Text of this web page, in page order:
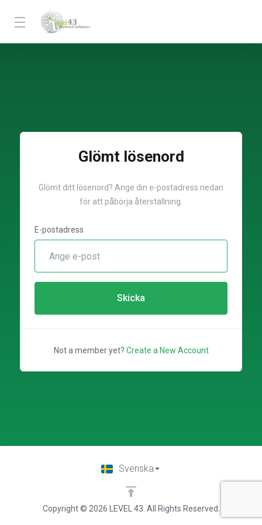
Glömt lösenord
Glömt ditt lösenord? Ange din e-postadress nedan
för att påbörja återställning.
E-postadress
Skicka
Not a member yet? Create a New Account
Copyright © 2026 LEVEL 43. All Rights Reserved.
Svenska